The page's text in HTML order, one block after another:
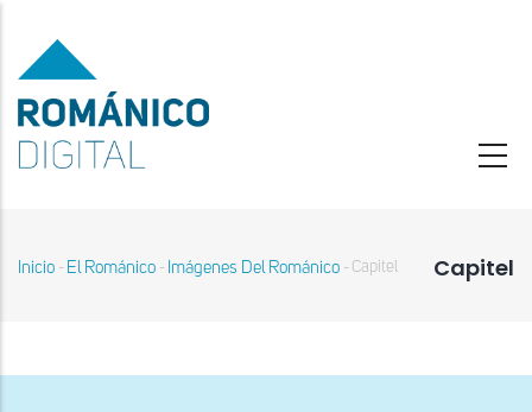
contenido
principal
Capitel
Sobrescribir
Inicio - El Románico - Imágenes Del Románico - Capitel